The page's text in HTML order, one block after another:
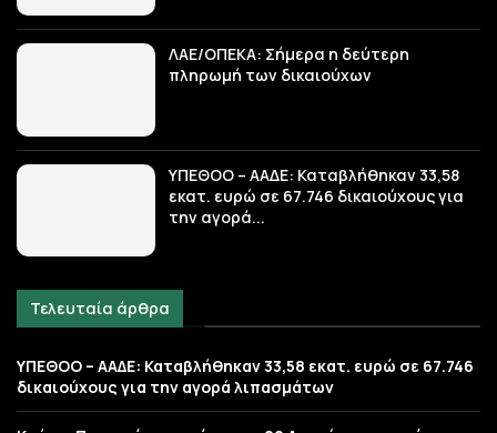
ΛΑΕ/ΟΠΕΚΑ: Σήμερα η δεύτερη
πληρωμή των δικαιούχων
ΥΠΕΘΟΟ – ΑΑΔΕ: Καταβλήθηκαν 33,58
εκατ. ευρώ σε 67.746 δικαιούχους για
την αγορά...
Τελευταία άρθρα
ΥΠΕΘΟΟ – ΑΑΔΕ: Καταβλήθηκαν 33,58 εκατ. ευρώ σε 67.746
δικαιούχους για την αγορά λιπασμάτων